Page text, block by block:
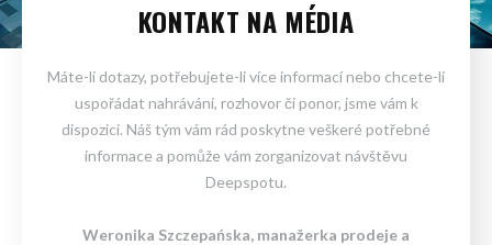
KONTAKT NA MÉDIA
Máte-li dotazy, potřebujete-li více informací nebo chcete-li
uspořádat nahrávání, rozhovor či ponor, jsme vám k
dispozici. Náš tým vám rád poskytne veškeré potřebné
informace a pomůže vám zorganizovat návštěvu
Deepspotu.
Weronika Szczepańska, manažerka prodeje a